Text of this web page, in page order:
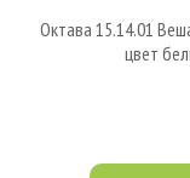
Октава 15.14.01
цвет